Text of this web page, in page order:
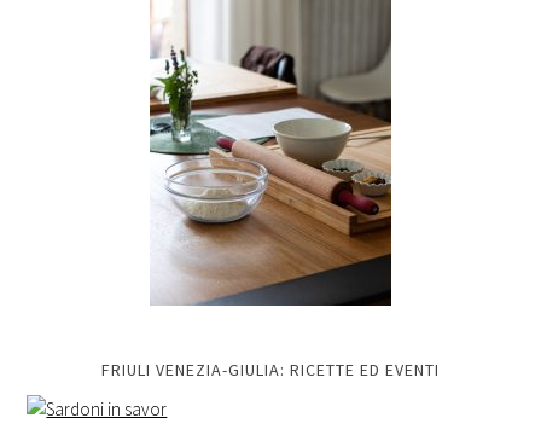
FRIULI VENEZIA-GIULIA: RICETTE ED EVENTI